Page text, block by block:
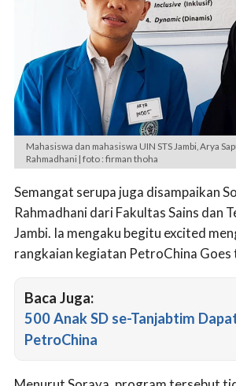
Mahasiswa dan mahasiswa UIN STS Jambi, Arya
Rahmadhani | foto : firman thoha
Semangat serupa juga disampaikan
Rahmadhani dari Fakultas Sains dan
Jambi. Ia mengaku begitu excited
rangkaian kegiatan PetroChina Goes
Baca Juga:
500 Anak SD se-Tanjabtim
PetroChina